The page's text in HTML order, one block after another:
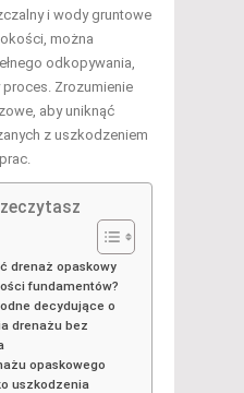
i wody gruntowe
można
odkopywania,
proces. Zrozumienie
aby uniknąć
z uszkodzeniem
drenaż opaskowy
fundamentów?
decydujące o
drenażu bez
opaskowego
uszkodzenia